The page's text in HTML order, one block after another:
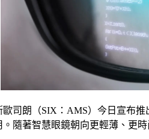
司朗（SIX：AMS）今日宣布
隨著智慧眼鏡朝向更輕薄、更